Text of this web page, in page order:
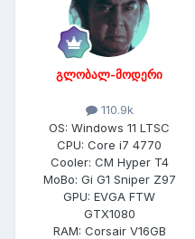
გლობალ-მოდერი
110.9k
OS: Windows 11 LTSC
CPU: Core i7 4770
Cooler: CM Hyper T4
MoBo: Gi G1 Sniper Z97
GPU: EVGA FTW
GTX1080
RAM: Corsair V16GB